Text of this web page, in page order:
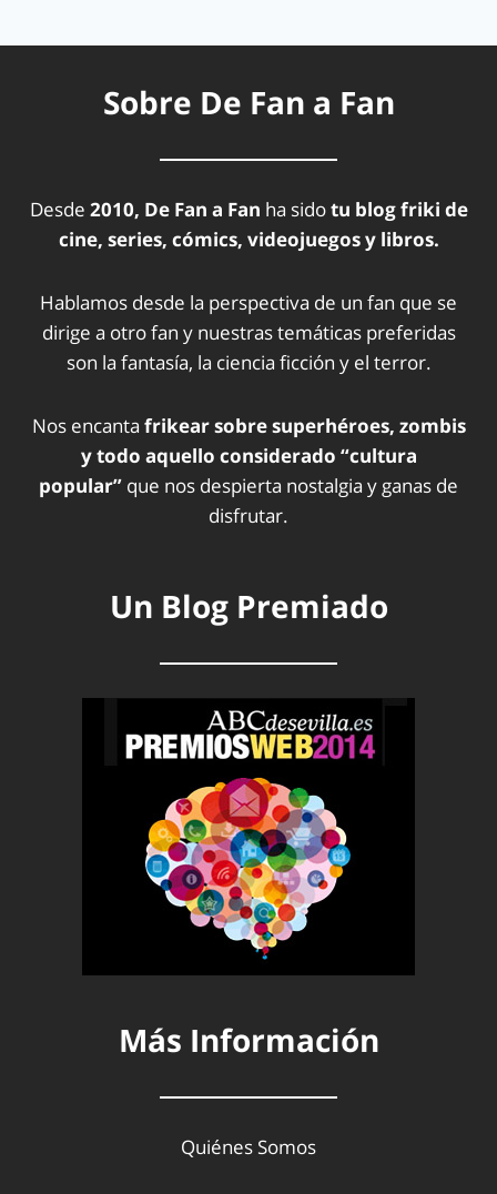
Sobre De Fan a Fan
Desde 2010, De Fan a Fan ha sidotu blog friki de
cine, series, cómics, videojuegos y libros.
Hablamos desde la perspectiva de un fan que se
dirige a otro fan y nuestras temáticas preferidas
son la fantasía, la ciencia ficción y el terror.
Nos encanta frikear sobre superhéroes, zombis
y todo aquello considerado “cultura
popular” que nos despierta nostalgia y ganas de
disfrutar.
Un Blog Premiado
Más Información
Quiénes Somos